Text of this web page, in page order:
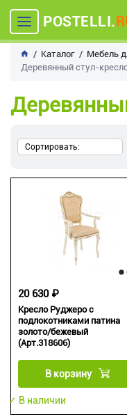
POSTELLI.
Каталог Мебель
Деревянный стул-
Сортировать:
Кресло Руджеро с
подлокотниками патина
золото/бежевый
(Арт.318606)
20 630 ₽
В корзину
✓ В наличии